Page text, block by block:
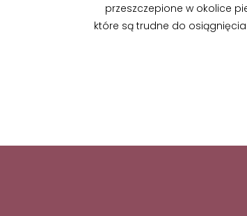
przeszczepione w okolice
które są trudne do